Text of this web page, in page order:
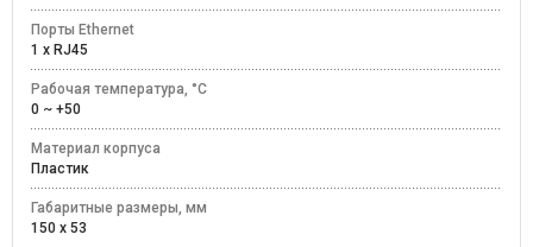
Порты Ethernet
1 x RJ45
Рабочая температура, °C
0 ~ +50
Материал корпуса
Пластик
Габаритные размеры, мм
150 x 53